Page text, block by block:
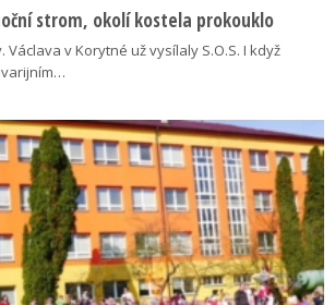
strom, okolí kostela prokouklo
Václava v Korytné už vysílaly S.O.S. I když